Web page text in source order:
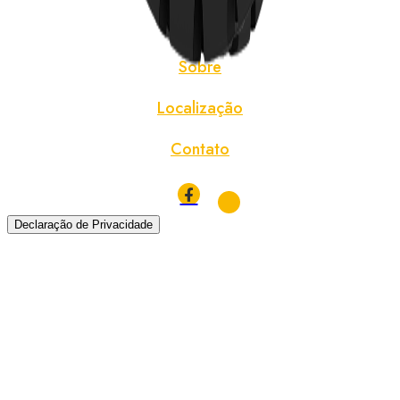
Notícias
Sobre
Localização
Contato
Declaração de Privacidade